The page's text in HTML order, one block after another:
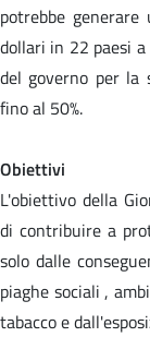
potrebbe
dollari in 22 paesi
del governo per la
fino al 50%.
Obiettivi
L'obiettivo della
di contribuire a
solo dalle
piaghe sociali ,
tabacco e